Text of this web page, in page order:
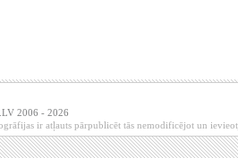
2006 - 2026
ir atļauts pārpublicēt tās nemodificējot un